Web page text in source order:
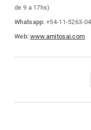
de 9 a 17hs)
Whatsapp: +54-11-5263-
Web: www.amitosai.com